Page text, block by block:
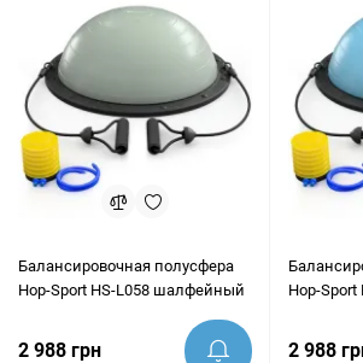
идеально подходит под ваши цели.
Балансировочная полусфера
Hop-Sport HS-L058 шалфейный
2 988 грн
Hop-Sport
2 988